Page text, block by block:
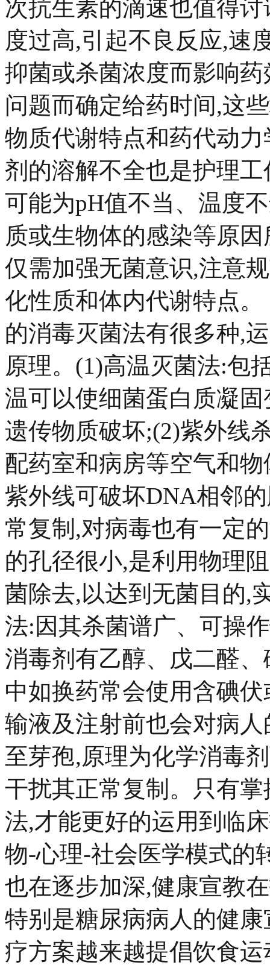
次抗生素的滴速也值得
度过高,引起不良反应,速
抑菌或杀菌浓度而影响
问题而确定给药时间,这
物质代谢特点和药代动
剂的溶解不全也是护理
可能为pH值不当、温度
质或生物体的感染等原
仅需加强无菌意识,注意
化性质和体内代谢特点
的消毒灭菌法有很多种,
原理。(1)高温灭菌法:包
温可以使细菌蛋白质凝
遗传物质破坏;(2)紫外线
配药室和病房等空气和
紫外线可破坏DNA相邻
常复制,对病毒也有一定
的孔径很小,是利用物理
菌除去,以达到无菌目的,
法:因其杀菌谱广、可操
消毒剂有乙醇、戊二醛
中如换药常会使用含碘
输液及注射前也会对病
至芽孢,原理为化学消毒
干扰其正常复制。只有
法,才能更好的运用到临
物-心理-社会医学模式的
也在逐步加深,健康宣教
特别是糖尿病病人的健
疗方案越来越提倡饮食